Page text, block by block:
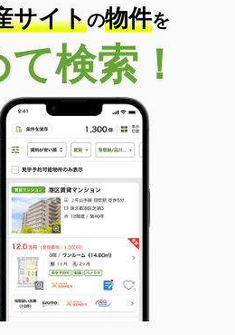
サイトの物件を
検索！